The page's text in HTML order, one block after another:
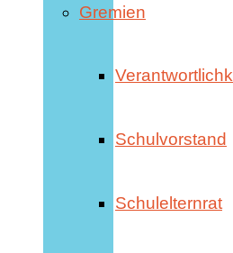
Gremien
Schulvorstand
Schulelternrat